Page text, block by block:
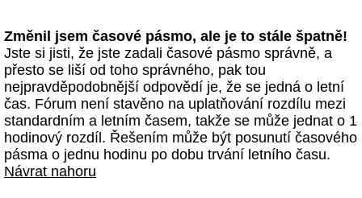
Změnil jsem časové pásmo, ale je to stále špatně!
Jste si jisti, že jste zadali časové pásmo správně, a
přesto se liší od toho správného, pak tou
nejpravděpodobnější odpovědí je, že se jedná o letní
čas. Fórum není stavěno na uplatňování rozdílu mezi
standardním a letním časem, takže se může jednat o 1
hodinový rozdíl. Řešením může být posunutí časového
pásma o jednu hodinu po dobu trvání letního času.
Návrat nahoru